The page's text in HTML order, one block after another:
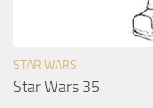
STAR WARS
Star Wars 35